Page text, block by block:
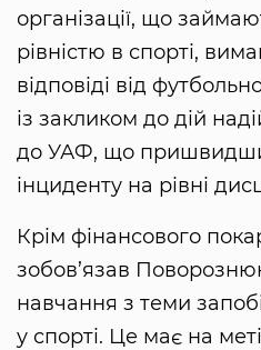
організації, що
рівністю в спорті,
відповіді від
із закликом до дій
до УАФ, що
інциденту на рівні
Крім фінансового
зобов’язав
навчання з теми
у спорті. Це має на